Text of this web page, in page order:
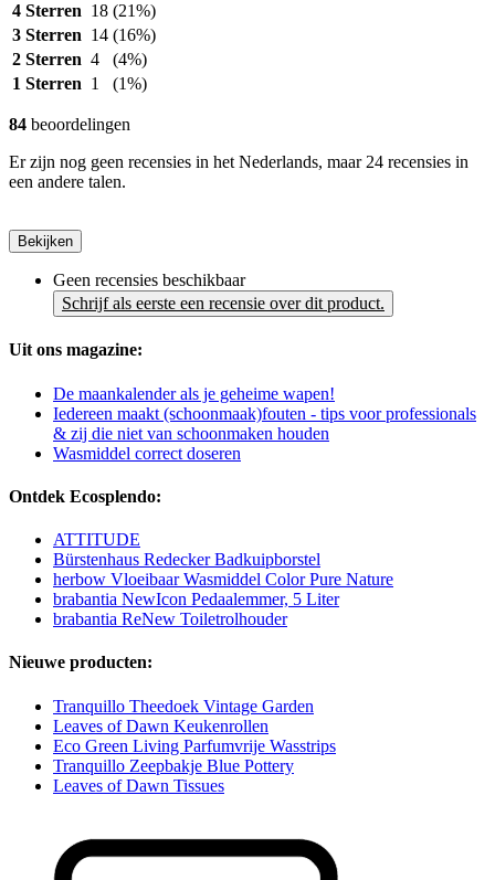
4 Sterren 18 (21%)
3 Sterren 14 (16%)
2 Sterren 4
(4%)
1 Sterren 1 (1%)
84 beoordelingen
Er zijn nog geen recensies in het Nederlands, maar 24 recensies in
een andere talen.
Bekijken
Geen recensies beschikbaar
Schrijf als eerste een recensie over dit product.
Uit ons magazine:
De maankalender als je geheime wapen!
Iedereen maakt (schoonmaak)fouten - tips voor professionals
& zij die niet van schoonmaken houden
Wasmiddel correct doseren
Ontdek Ecosplendo:
ATTITUDE
Bürstenhaus Redecker Badkuipborstel
herbow Vloeibaar Wasmiddel Color Pure Nature
brabantia NewIcon Pedaalemmer, 5 Liter
brabantia ReNew Toiletrolhouder
Nieuwe producten:
Tranquillo Theedoek Vintage Garden
Leaves of Dawn Keukenrollen
Eco Green Living Parfumvrije Wasstrips
Tranquillo Zeepbakje Blue Pottery
Leaves of Dawn Tissues